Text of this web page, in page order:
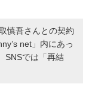
慎吾さんとの契約
net」内にあっ
SNSでは「再結